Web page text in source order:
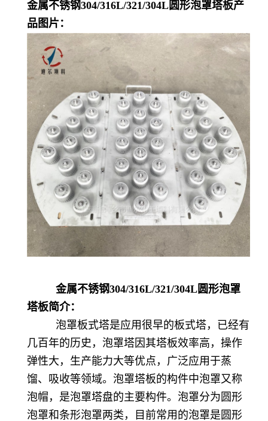
金属不锈钢304/316L/321/304L圆形泡罩塔板产
品图片：
金属不锈钢304/316L/321/304L圆形泡罩
塔板简介：
泡罩板式塔是应用很早的板式塔，已经有
几百年的历史，泡罩塔因其塔板效率高，操作
弹性大，生产能力大等优点，广泛应用于蒸
馏、吸收等领域。泡罩塔板的构件中泡罩又称
泡帽，是泡罩塔盘的主要构件。泡罩分为圆形
泡罩和条形泡罩两类，目前常用的泡罩是圆形